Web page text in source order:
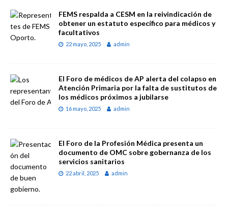
FEMS respalda a CESM en la reivindicación de
obtener un estatuto específico para médicos y
facultativos
22 mayo, 2025 admin
El Foro de médicos de AP alerta del colapso en
Atención Primaria por la falta de sustitutos de
los médicos próximos a jubilarse
16 mayo, 2025 admin
El Foro de la Profesión Médica presenta un
documento de OMC sobre gobernanza de los
servicios sanitarios
22 abril, 2025 admin